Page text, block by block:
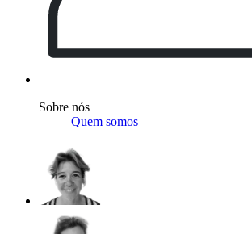
Sobre nós
Quem somos